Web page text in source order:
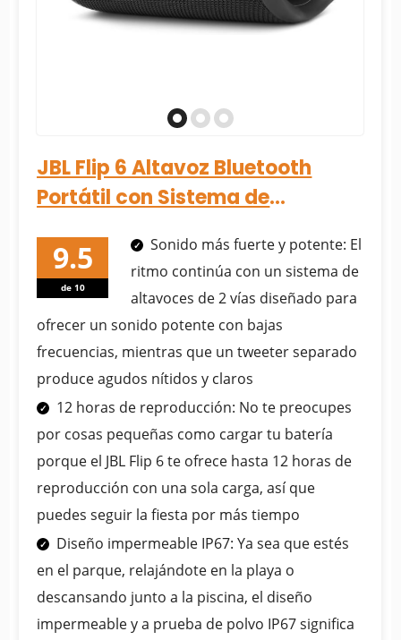
JBL Flip 6 Altavoz Bluetooth
Portátil con Sistema de
JBL...
de 10
Sonido más fuerte y potente: El
ritmo continúa con un sistema de
altavoces de 2 vías diseñado para
ofrecer un sonido potente con bajas
frecuencias, mientras que un tweeter separado
produce agudos nítidos y claros
12 horas de reproducción: No te preocupes
por cosas pequeñas como cargar tu batería
porque el JBL Flip 6 te ofrece hasta 12 horas de
reproducción con una sola carga, así que
puedes seguir la fiesta por más tiempo
Diseño impermeable IP67: Ya sea que estés
en el parque, relajándote en la playa o
descansando junto a la piscina, el diseño
impermeable y a prueba de polvo IP67 significa